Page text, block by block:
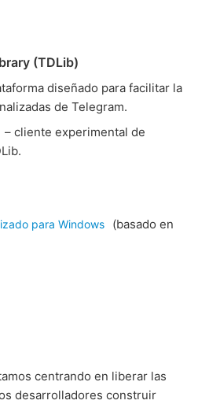
(TDLib)
diseñado para facilitar la
de Telegram.
– cliente experimental de
para Windows
(basado en
centrando en liberar las
desarrolladores construir